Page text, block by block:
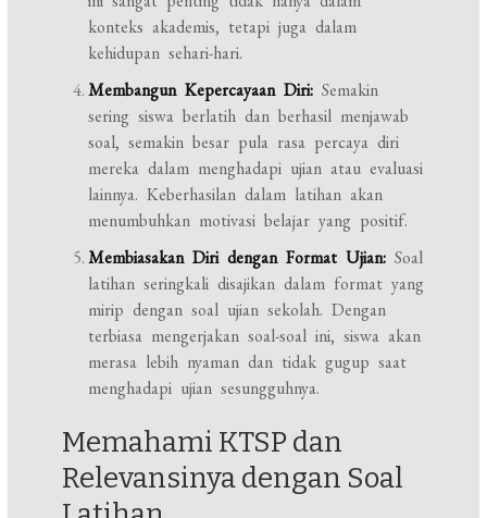
konteks akademis, tetapi juga dalam
kehidupan sehari-hari.
Membangun Kepercayaan Diri: Semakin
sering siswa berlatih dan berhasil menjawab
soal, semakin besar pula rasa percaya diri
mereka dalam menghadapi ujian atau evaluasi
lainnya. Keberhasilan dalam latihan akan
menumbuhkan motivasi belajar yang positif.
Membiasakan Diri dengan Format Ujian: Soal
latihan seringkali disajikan dalam format yang
mirip dengan soal ujian sekolah. Dengan
terbiasa mengerjakan soal-soal ini, siswa akan
merasa lebih nyaman dan tidak gugup saat
menghadapi ujian sesungguhnya.
Memahami KTSP dan
Relevansinya dengan Soal